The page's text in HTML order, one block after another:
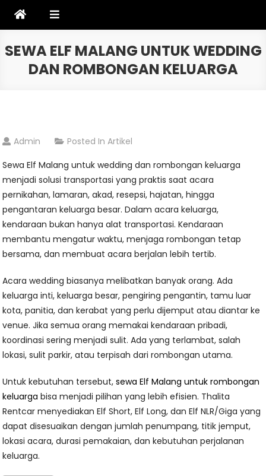
SEWA ELF MALANG UNTUK WEDDING
DAN ROMBONGAN KELUARGA
Admin Posted InArtikel
Sewa Elf Malang untuk wedding dan rombongan keluarga
menjadi solusi transportasi yang praktis saat acara
pernikahan, lamaran, akad, resepsi, hajatan, hingga
pengantaran keluarga besar. Dalam acara keluarga,
kendaraan bukan hanya alat transportasi. Kendaraan
membantu mengatur waktu, menjaga rombongan tetap
bersama, dan membuat acara berjalan lebih tertib.
Acara wedding biasanya melibatkan banyak orang. Ada
keluarga inti, keluarga besar, pengiring pengantin, tamu luar
kota, panitia, dan kerabat yang perlu dijemput atau diantar ke
venue. Jika semua orang memakai kendaraan pribadi,
koordinasi sering menjadi sulit. Ada yang terlambat, salah
lokasi, sulit parkir, atau terpisah dari rombongan utama.
Untuk kebutuhan tersebut,sewa Elf Malang untuk rombongan
keluarga bisa menjadi pilihan yang lebih efisien. Thalita
Rentcar menyediakan Elf Short, Elf Long, dan Elf NLR/Giga yang
dapat disesuaikan dengan jumlah penumpang, titik jemput,
lokasi acara, durasi pemakaian, dan kebutuhan perjalanan
keluarga.